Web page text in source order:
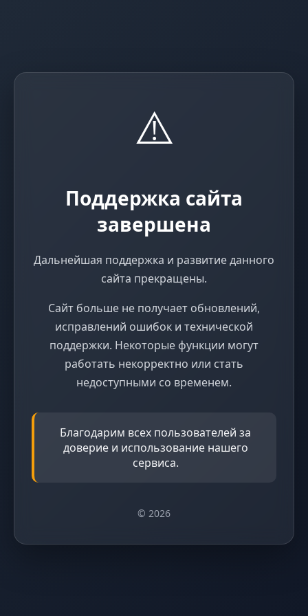
⚠️
Поддержка сайта
завершена
Дальнейшая поддержка и развитие данного
сайта прекращены.
Сайт больше не получает обновлений,
исправлений ошибок и технической
поддержки. Некоторые функции могут
работать некорректно или стать
недоступными со временем.
Благодарим всех пользователей за
доверие и использование нашего
сервиса.
© 2026